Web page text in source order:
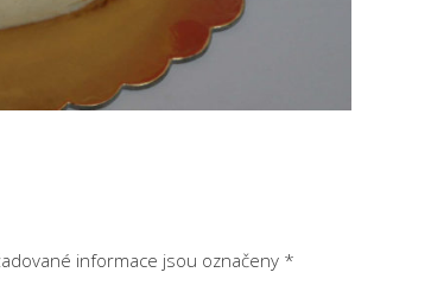
informace jsou označeny *